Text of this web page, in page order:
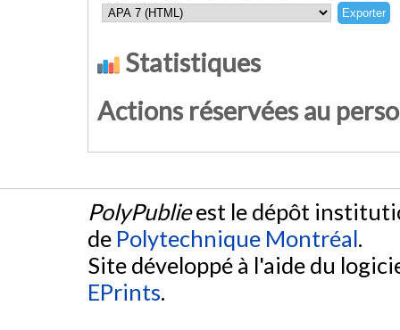
Statistiques
Actions réservées au
PolyPublieest le dépôt
de Polytechnique Montréal.
Site développé à l'aide du
EPrints.